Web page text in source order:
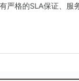
格的SLA保证、服